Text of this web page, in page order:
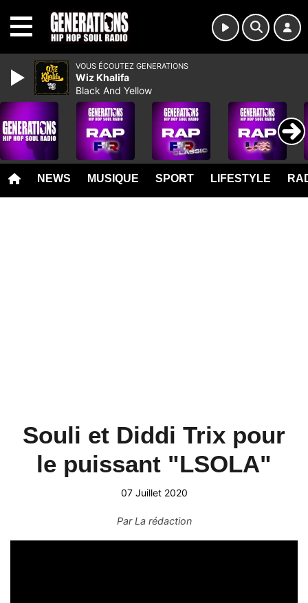
NEWS MUSIQUE SPORT LIFESTYLE
Souli et Diddi Trix pour
le puissant "LSOLA"
07 Juillet 2020
ParLa rédaction
VOUS ÉCOUTEZ GENERATIONS
Wiz Khalifa
Black And Yellow